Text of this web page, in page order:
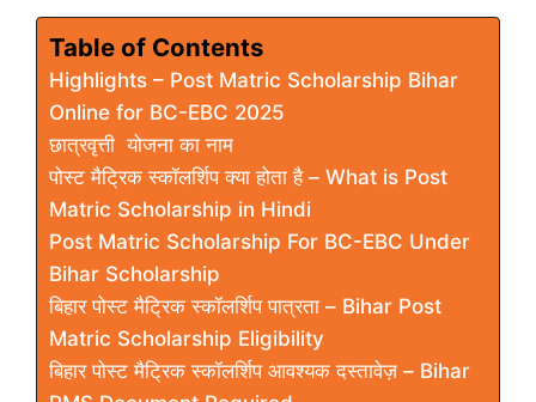
Table of Contents
Highlights – Post Matric Scholarship Bihar
Online for BC-EBC 2025
छात्रवृत्ती योजना का नाम
पोस्ट मैट्रिक स्कॉलर्शिप क्या होता है – What is Post
Matric Scholarship in Hindi
Post Matric Scholarship For BC-EBC Under
Bihar Scholarship
बिहार पोस्ट मैट्रिक स्कॉलर्शिप पात्रता – Bihar Post
Matric Scholarship Eligibility
बिहार पोस्ट मैट्रिक स्कॉलर्शिप आवश्यक दस्तावेज़ – Bihar